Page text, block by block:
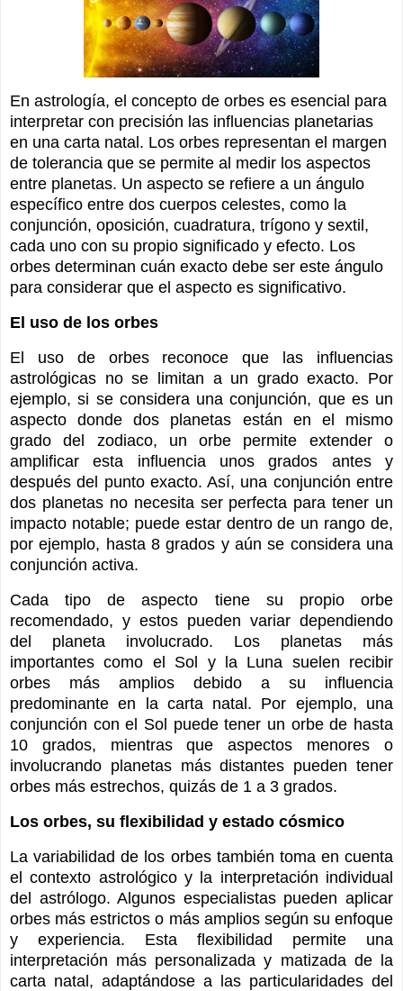
En astrología, el concepto de orbes es esencial para
interpretar con precisión las influencias planetarias
en una carta natal. Los orbes representan el margen
de tolerancia que se permite al medir los aspectos
entre planetas. Un aspecto se refiere a un ángulo
específico entre dos cuerpos celestes, como la
conjunción, oposición, cuadratura, trígono y sextil,
cada uno con su propio significado y efecto. Los
orbes determinan cuán exacto debe ser este ángulo
para considerar que el aspecto es significativo.
El uso de los orbes
El uso de orbes reconoce que las influencias
astrológicas no se limitan a un grado exacto. Por
ejemplo, si se considera una conjunción, que es un
aspecto donde dos planetas están en el mismo
grado del zodiaco, un orbe permite extender o
amplificar esta influencia unos grados antes y
después del punto exacto. Así, una conjunción entre
dos planetas no necesita ser perfecta para tener un
impacto notable; puede estar dentro de un rango de,
por ejemplo, hasta 8 grados y aún se considera una
conjunción activa.
Cada tipo de aspecto tiene su propio orbe
recomendado, y estos pueden variar dependiendo
del planeta involucrado. Los planetas más
importantes como el Sol y la Luna suelen recibir
orbes más amplios debido a su influencia
predominante en la carta natal. Por ejemplo, una
conjunción con el Sol puede tener un orbe de hasta
10 grados, mientras que aspectos menores o
involucrando planetas más distantes pueden tener
orbes más estrechos, quizás de 1 a 3 grados.
Los orbes, su flexibilidad y estado cósmico
La variabilidad de los orbes también toma en cuenta
el contexto astrológico y la interpretación individual
del astrólogo. Algunos especialistas pueden aplicar
orbes más estrictos o más amplios según su enfoque
y experiencia. Esta flexibilidad permite una
interpretación más personalizada y matizada de la
carta natal, adaptándose a las particularidades del